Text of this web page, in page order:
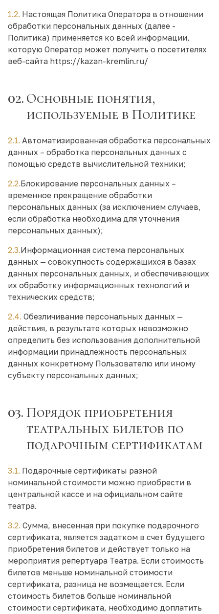
1.2. Настоящая Политика Оператора в отношении
обработки персональных данных (далее -
Политика) применяется ко всей информации,
которую Оператор может получить о посетителях
веб-сайта https://kazan-kremlin.ru/
02. Основные понятия,
используемые в Политике
2.1. Автоматизированная обработка персональных
данных – обработка персональных данных с
помощью средств вычислительной техники;
2.2.Блокирование персональных данных –
временное прекращение обработки
персональных данных (за исключением случаев,
если обработка необходима для уточнения
персональных данных);
2.3.Информационная система персональных
данных — совокупность содержащихся в базах
данных персональных данных, и обеспечивающих
их обработку информационных технологий и
технических средств;
2.4. Обезличивание персональных данных —
действия, в результате которых невозможно
определить без использования дополнительной
информации принадлежность персональных
данных конкретному Пользователю или иному
субъекту персональных данных;
03. Порядок приобретения
театральных билетов по
подарочным сертификатам
3.1. Подарочные сертификаты разной
номинальной стоимости можно приобрести в
центральной кассе и на официальном сайте
театра.
3.2. Сумма, внесенная при покупке подарочного
сертификата, является задатком в счет будущего
приобретения билетов и действует только на
мероприятия репертуара Театра. Если стоимость
билетов меньше номинальной стоимости
сертификата, разница не возмещается. Если
стоимость билетов больше номинальной
стоимости сертификата, необходимо доплатить